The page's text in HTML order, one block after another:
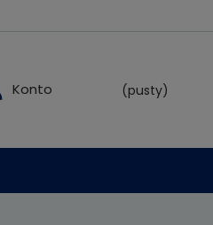
(pusty)